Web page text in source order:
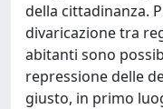
della cittadinanza.
divaricazione tra
abitanti sono
repressione delle
giusto, in primo